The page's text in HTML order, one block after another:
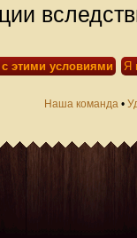
Наша команда •